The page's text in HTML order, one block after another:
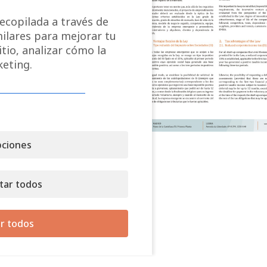
a través de
para mejorar tu
analizar cómo la
todos
todos